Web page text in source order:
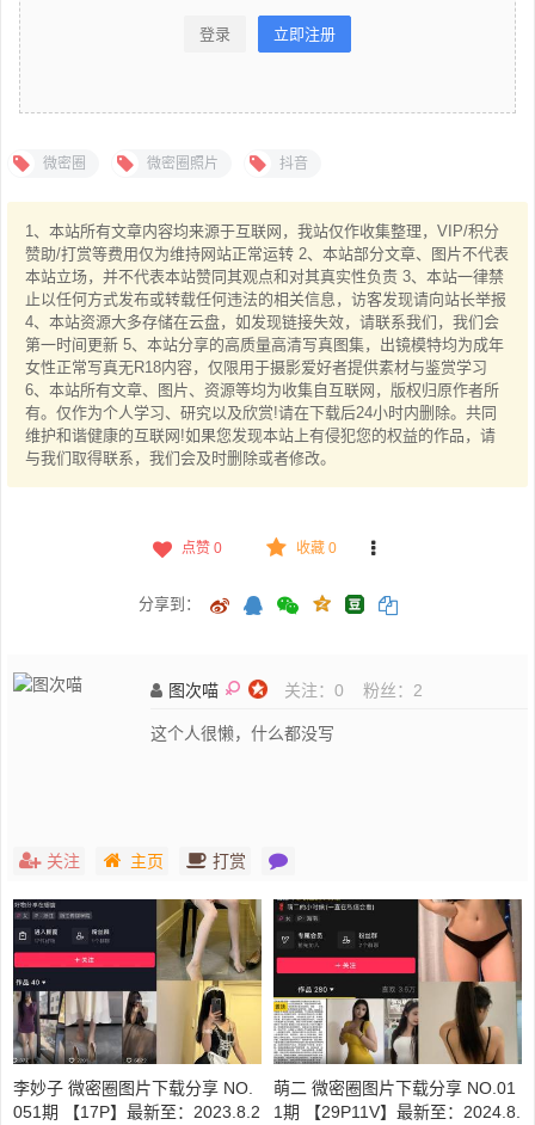
登录 立即注册
微密圈 微密圈照片 抖音
1、本站所有文章内容均来源于互联网，我站仅作收集整理，VIP/积分
赞助/打赏等费用仅为维持网站正常运转 2、本站部分文章、图片不代表
本站立场，并不代表本站赞同其观点和对其真实性负责 3、本站一律禁
止以任何方式发布或转载任何违法的相关信息，访客发现请向站长举报
4、本站资源大多存储在云盘，如发现链接失效，请联系我们，我们会
第一时间更新 5、本站分享的高质量高清写真图集，出镜模特均为成年
女性正常写真无R18内容，仅限用于摄影爱好者提供素材与鉴赏学习
6、本站所有文章、图片、资源等均为收集自互联网，版权归原作者所
有。仅作为个人学习、研究以及欣赏!请在下载后24小时内删除。共同
维护和谐健康的互联网!如果您发现本站上有侵犯您的权益的作品，请
与我们取得联系，我们会及时删除或者修改。
点赞 0 收藏 0
分享到：
图次喵 关注： 0 粉丝： 2
这个人很懒，什么都没写
关注 主页 打赏
李妙子 微密圈图片下载分享 NO.
051期 【17P】最新至：2023.8.2
萌二 微密圈图片下载分享 NO.01
1期 【29P11V】最新至：2024.8.